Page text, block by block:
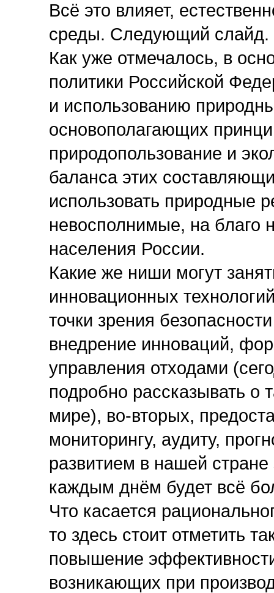
Всё это влияет,
среды. Следующий слайд.
Как уже отмечалось, в
политики Российской
и использованию
основополагающих
природопользование и
баланса этих
использовать природные
невосполнимые, на благо
населения России.
Какие же ниши могут
инновационных
точки зрения
внедрение инноваций,
управления отходами
подробно рассказывать о
мире), во-вторых,
мониторингу, аудиту,
развитием в нашей стране
каждым днём будет всё
Что касается
то здесь стоит отметить
повышение
возникающих при